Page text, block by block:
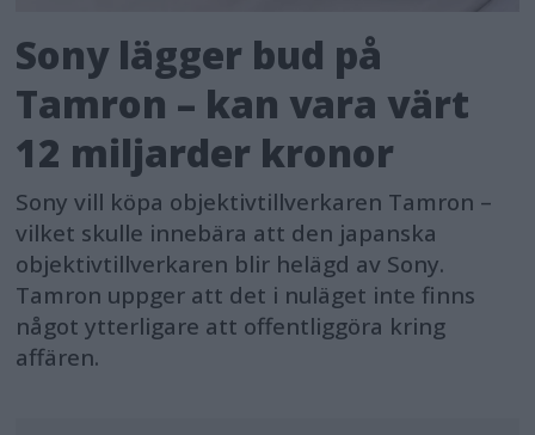
Sony lägger bud på
Tamron – kan vara värt
12 miljarder kronor
Sony vill köpa objektivtillverkaren Tamron –
vilket skulle innebära att den japanska
objektivtillverkaren blir helägd av Sony.
Tamron uppger att det i nuläget inte finns
något ytterligare att offentliggöra kring
affären.